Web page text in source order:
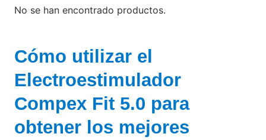
No se han encontrado productos.
Cómo utilizar el
Electroestimulador
Compex Fit 5.0 para
obtener los mejores